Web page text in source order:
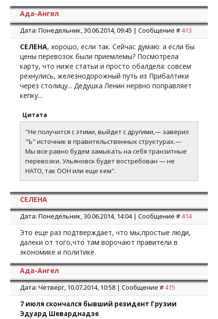
Ада-Ангел
Дата: Понедельник, 30.06.2014, 09:45 | Сообщение #413
СЕЛЕНА, хорошо, если так. Сейчас думаю: а если бы
цены перевозок были приемлемы? Посмотрела
карту, что ниже статьи и просто обалдела: совсем
рехнулись, железнодорожный путь из Прибалтики
через столицу... Дедушка Ленин нервно поправляет
кепку...
Цитата
"Не получится с этими, выйдет с другими,— заверил
"Ъ" источник в правительственных структурах.—
Мы все равно будем замыкать на себя транзитные
перевозки. Ульяновск будет востребован — не
НАТО, так ООН или еще кем".
СЕЛЕНА
Дата: Понедельник, 30.06.2014, 14:04 | Сообщение #414
Это еще раз подтверждает, что мы,простые люди,
далеки от того,что там ворочают правители в
экономике и политике.
Ада-Ангел
Дата: Четверг, 10.07.2014, 10:58 | Сообщение #415
7 июля скончался бывший резидент Грузии
Эдуард Шеварднадзе